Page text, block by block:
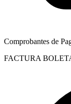
Comprobantes de
FACTURA